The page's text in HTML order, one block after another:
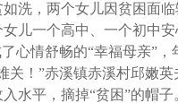
洗，两个女儿因贫困面
儿一个高中、一个初中
心情舒畅的“幸福母亲”
关！”赤溪镇赤溪村邱嫩
水平，摘掉“贫困”的帽